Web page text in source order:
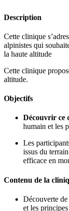
Description
Cette clinique
alpinistes qui
la haute altitude
Cette clinique
altitude.
Objectifs
Découvrir ce
humain et les
Les
issus du
efficace en
Contenu de la
Découverte
et les